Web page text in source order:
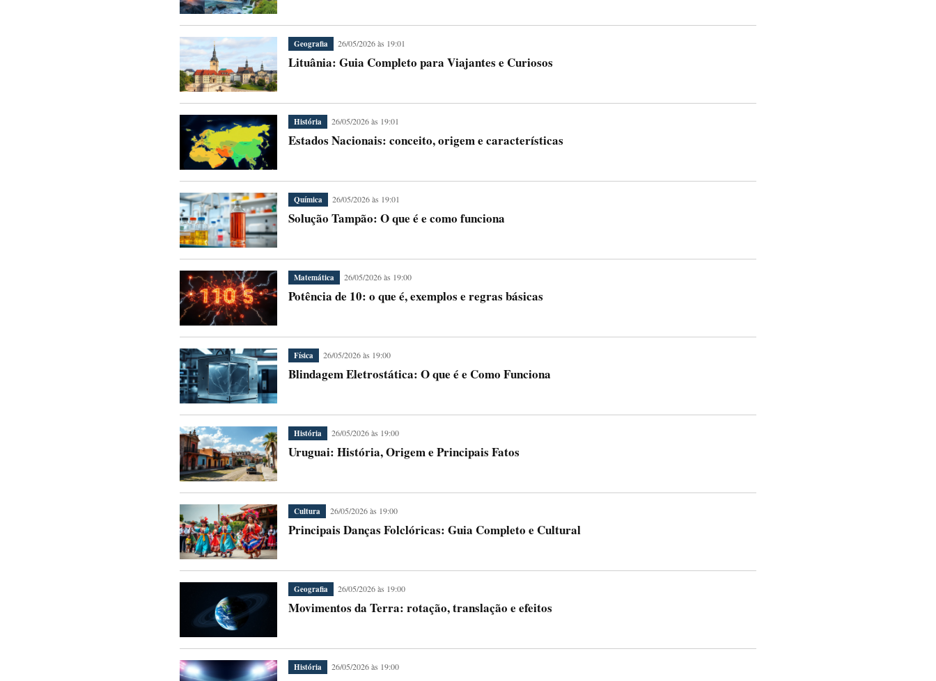
Geografia 26/05/2026 às 19:01
Lituânia: Guia Completo para Viajantes e Curiosos
História 26/05/2026 às 19:01
Estados Nacionais: conceito, origem e características
Química 26/05/2026 às 19:01
Solução Tampão: O que é e como funciona
Matemática 26/05/2026 às 19:00
Potência de 10: o que é, exemplos e regras básicas
Física 26/05/2026 às 19:00
Blindagem Eletrostática: O que é e Como Funciona
História 26/05/2026 às 19:00
Uruguai: História, Origem e Principais Fatos
Cultura 26/05/2026 às 19:00
Principais Danças Folclóricas: Guia Completo e Cultural
Geografia 26/05/2026 às 19:00
Movimentos da Terra: rotação, translação e efeitos
História 26/05/2026 às 19:00